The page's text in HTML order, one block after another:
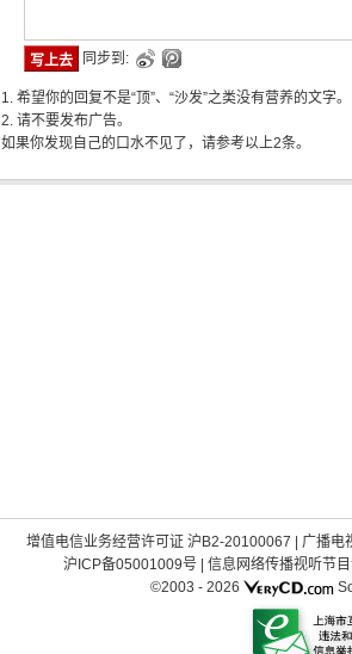
同步到:
1. 希望你的回复不是“顶”、“沙发”之类没有营养的文字。
2. 请不要发布广告。
如果你发现自己的口水不见了，请参考以上2条。
增值电信业务经营许可证 沪B2-20100067
广播电
沪ICP备05001009号| 信息网络传播视听节
©2003 - 2026